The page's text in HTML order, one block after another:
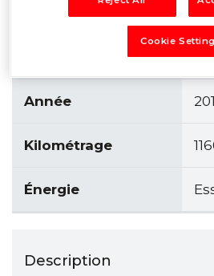
Marque
Année
Kilométrage
Énergie
Description
Cookie